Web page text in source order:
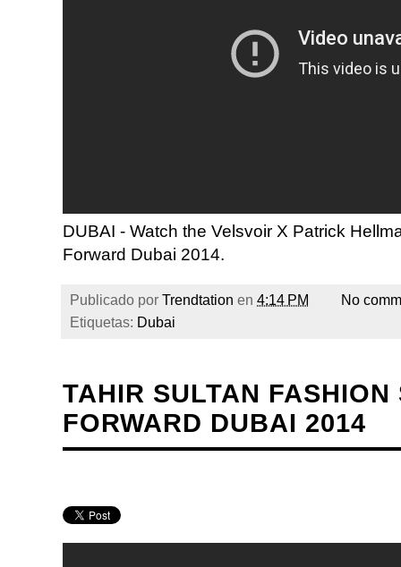
DUBAI - Watch the Velsvoir X Patrick
Forward Dubai 2014.
Publicado por Trendtation en 4:14 PM
No
Etiquetas: Dubai
TAHIR SULTAN
FORWARD DUBAI 2014